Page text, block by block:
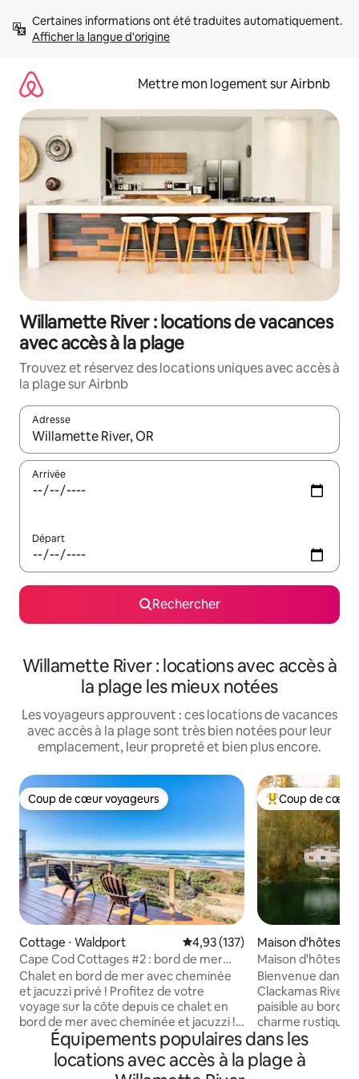
directement
Afficher la langue d'origine
Mettre mon logement sur Airbnb
Willamette River : locations de vacances
avec accès à la plage
Trouvez et réservez des locations uniques avec accès à
la plage sur Airbnb
Adresse
Lorsque les résultats s'affichent, utilisez les flèches vers le
Arrivée
Départ
Rechercher
Willamette River : locations avec accès à
la plage les mieux notées
Les voyageurs approuvent : ces locations de vacances
avec accès à la plage sont très bien notées pour leur
emplacement, leur propreté et bien plus encore.
Coup de cœur voyageurs
Coup de cœur voyageurs
Cottage ⋅ Waldport Évaluation moyenne sur la
4,93 (137)
Cape Cod Cottages #2 : bord de mer
avec jacuzzi !
Chalet en bord de mer avec cheminée
et jacuzzi privé ! Profitez de votre
voyage sur la côte depuis ce chalet en
bord de mer avec cheminée et jacuzzi !
Ce chalet dispose d'une chambre avec
un lit queen size et une salle de bain
attenante au niveau principal, ainsi que
Coups de cœur
Coup de cœur
Maison d'hôtes ⋅
y
Maison d'hôtes
rivière, sauna et
Bienvenue dans
Clackamas
paisible au bord
charme rustique
Détendez-vous
votre sauna
de la cheminée
Équipements populaires dans les
locations avec accès à la plage à